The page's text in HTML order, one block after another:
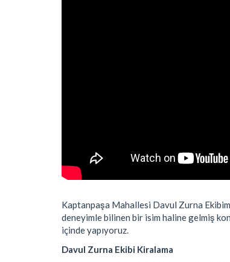
Kaptanpaşa Mahallesi Davul Zurna
deneyimle bilinen bir isim haline gelmiş
içinde yapıyoruz.
Davul Zurna Ekibi Kiralama